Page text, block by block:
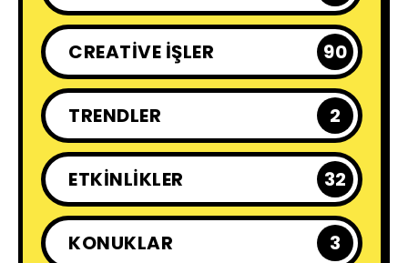
CREATIVE İŞLER 90
TRENDLER 2
ETKINLIKLER 32
KONUKLAR 3